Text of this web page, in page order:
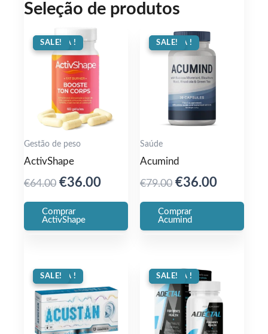
Seleção de produtos
OFERTA !
SALE!
Gestão de peso
ActivShape
€64.00 Original
price
was:
€64.00.
€36.00Current
price
€36.00.
Comprar
ActivShape
OFERTA !
SALE!
Saúde
Acumind
€79.00 Original
price
was:
€79.00.
€36.00Current
price
€36.00.
Comprar
Acumind
OFERTA !
SALE! OFERTA !
SALE!